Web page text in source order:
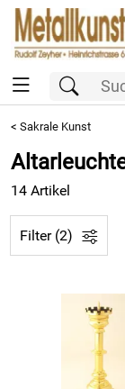
< Sakrale Kunst
14 Artikel
Filter (2)